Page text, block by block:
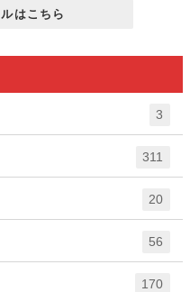
はこちら
3
311
20
56
170